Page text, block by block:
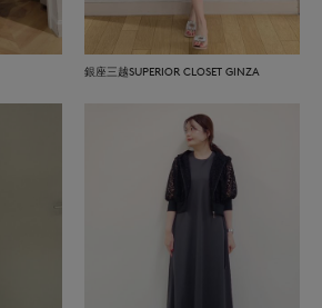
銀座三越SUPERIOR CLOSET GINZA